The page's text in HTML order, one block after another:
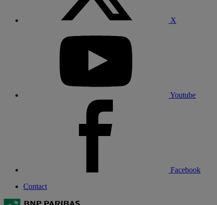
X
Youtube
Facebook
Contact